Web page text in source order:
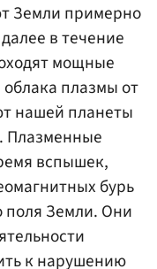
Земли примерно
в течение
мощные
плазмы от
нашей планеты
Плазменные
вспышек,
бурь
поля Земли. Они
к нарушению